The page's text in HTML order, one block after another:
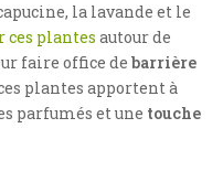
la lavande et le
ces plantes autour de
faire office de barrière
plantes apportent à
parfumés et une touche